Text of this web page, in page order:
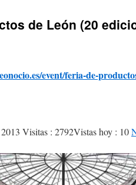
de León (20
event/feria-de-
Visitas : 2792Vistas hoy : 10